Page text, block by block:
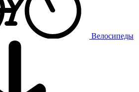
Велосипеды